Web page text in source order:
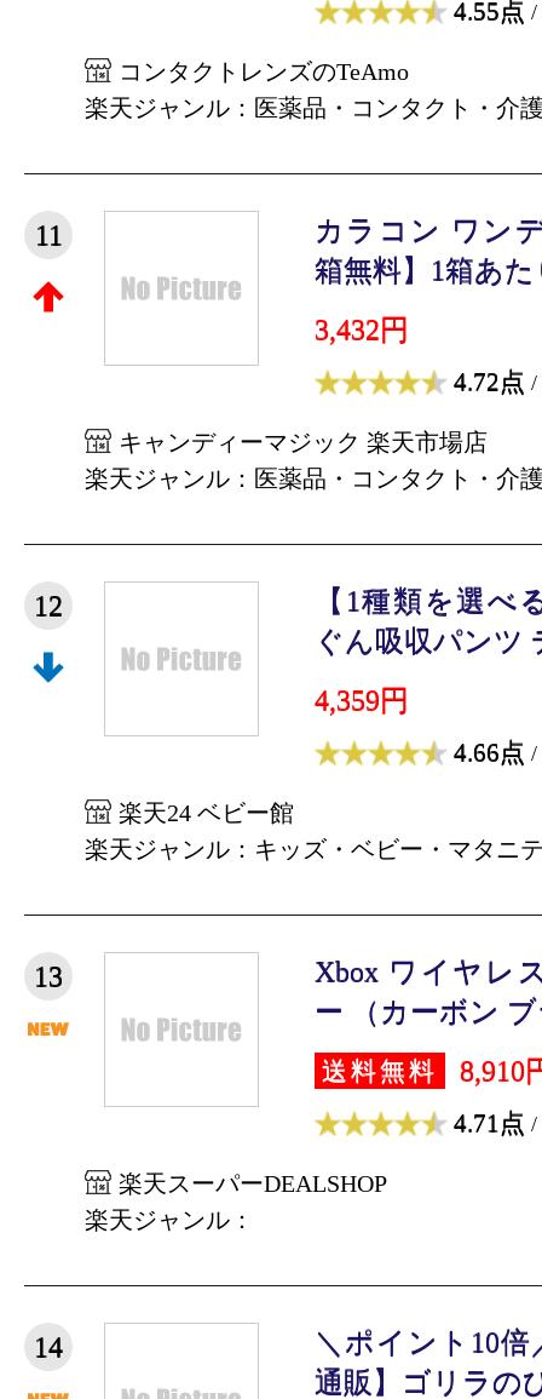
4.55点 /
コンタクトレンズのTeAmo
楽天ジャンル：医薬品・コンタクト・介
11
カラコン ワン
箱無料】1箱あた
3,432円
4.72点 /
キャンディーマジック 楽天市場店
楽天ジャンル：医薬品・コンタクト・介
12
【1種類を選べ
ぐん吸収パンツ
4,359円
4.66点 /
楽天24 ベビー館
楽天ジャンル：キッズ・ベビー・マタニ
13
Xbox ワイヤレ
ー （カーボン
送料無料 8,910
4.71点 /
楽天スーパーDEALSHOP
楽天ジャンル：
14
＼ポイント10
通販】ゴリラの